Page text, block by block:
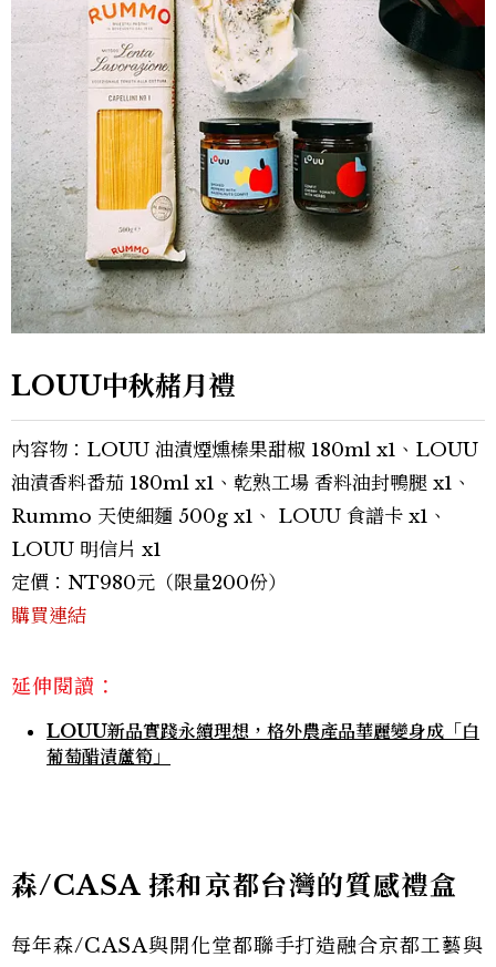
LOUU中秋赭月禮
內容物：LOUU 油漬煙燻榛果甜椒 180ml x1、LOUU
油漬香料番茄 180ml x1、乾熟工場 香料油封鴨腿 x1、
Rummo 天使細麵 500g x1、 LOUU 食譜卡 x1、
LOUU 明信片 x1
定價：NT980元（限量200份）
購買連結
延伸閱讀：
LOUU新品實踐永續理想，格外農產品華麗變身成「白
葡萄醋漬蘆筍」
森/CASA 揉和京都台灣的質感禮盒
每年森/CASA與開化堂都聯手打造融合京都工藝與